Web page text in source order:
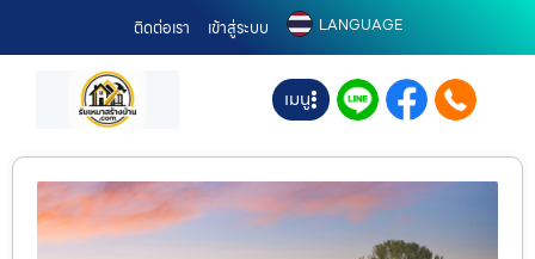
ติดต่อเรา เข้าสู่ระบบ LANGUAGE
เมนู